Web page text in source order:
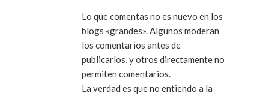
Lo que comentas no es nuevo en los
blogs «grandes». Algunos moderan
los comentarios antes de
publicarlos, y otros directamente no
permiten comentarios.
La verdad es que no entiendo a la